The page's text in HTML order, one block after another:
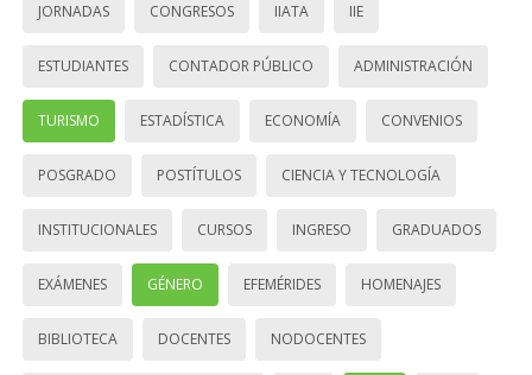
JORNADAS CONGRESOS IIATA IIE
ESTUDIANTES CONTADOR PÚBLICO ADMINISTRACIÓN
TURISMO ESTADÍSTICA ECONOMÍA CONVENIOS
POSGRADO POSTÍTULOS CIENCIA Y TECNOLOGÍA
INSTITUCIONALES CURSOS INGRESO GRADUADOS
EXÁMENES GÉNERO EFEMÉRIDES HOMENAJES
BIBLIOTECA DOCENTES NODOCENTES